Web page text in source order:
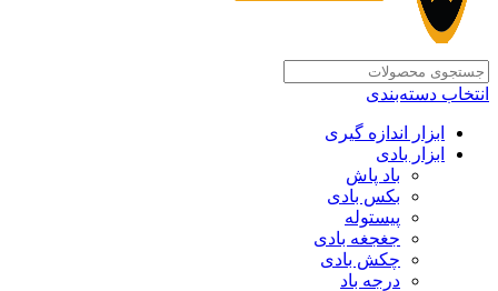
انتخاب دسته‌بندی
ابزار اندازه گیری
ابزار بادی
باد پاش
بکس بادی
پیستوله
جغجغه بادی
چکش بادی
درجه باد